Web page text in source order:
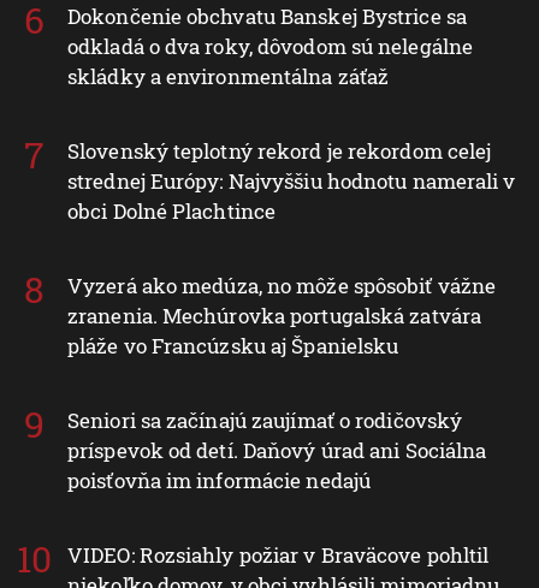
Dokončenie obchvatu Banskej Bystrice sa
odkladá o dva roky, dôvodom sú nelegálne
skládky a environmentálna záťaž
Slovenský teplotný rekord je rekordom celej
strednej Európy: Najvyššiu hodnotu namerali v
obci Dolné Plachtince
Vyzerá ako medúza, no môže spôsobiť vážne
zranenia. Mechúrovka portugalská zatvára
pláže vo Francúzsku aj Španielsku
Seniori sa začínajú zaujímať o rodičovský
príspevok od detí. Daňový úrad ani Sociálna
poisťovňa im informácie nedajú
VIDEO: Rozsiahly požiar v Braväcove pohltil